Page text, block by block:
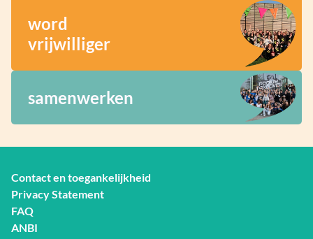
word
vrijwilliger
samenwerken
Contact en toegankelijkheid
Privacy Statement
FAQ
ANBI